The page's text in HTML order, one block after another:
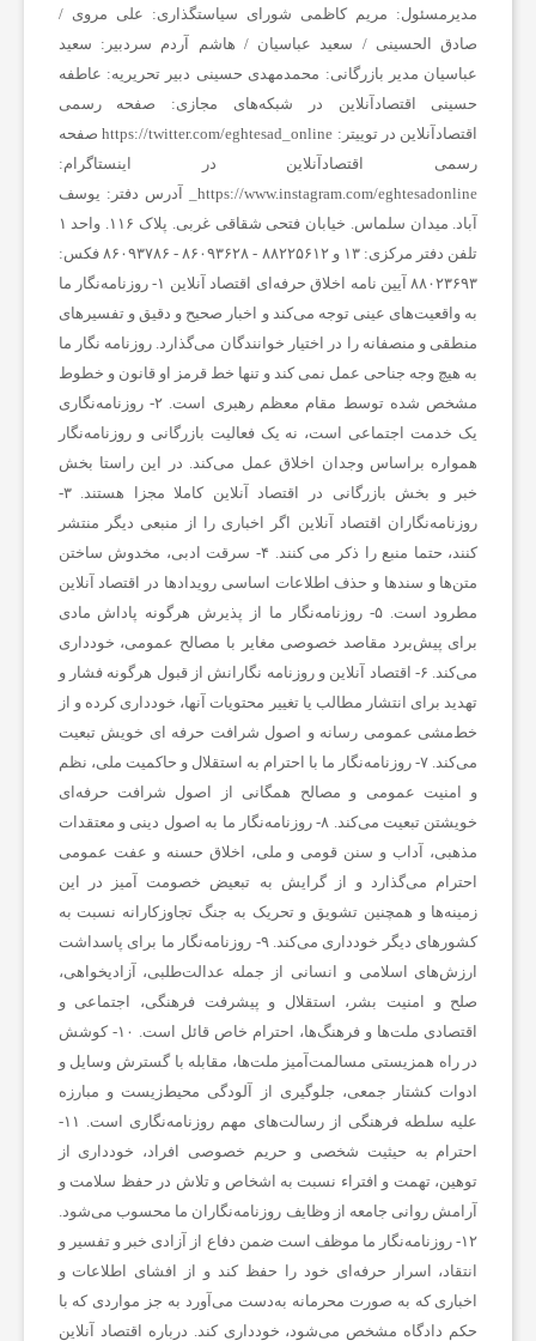
مدیرمسئول: مریم کاظمی شورای سیاستگذاری: علی مروی /
صادق الحسینی / سعید عباسیان / هاشم آردم سردبیر: سعید
عباسیان مدیر بازرگانی: محمدمهدی حسینی دبیر تحریریه: عاطفه
حسینی اقتصادآنلاین در شبکه‌های مجازی:
صفحه رسمی
اقتصادآنلاین در توییتر: https://twitter.com/eghtesad_online صفحه
رسمی اقتصادآنلاین در اینستاگرام:
https://www.instagram.com/eghtesadonline_
آدرس دفتر: یوسف
آباد. میدان سلماس. خیابان فتحی شقاقی غربی. پلاک ۱۱۶. واحد ۱
تلفن دفتر مرکزی: ۱۳ و ۸۸۲۲۵۶۱۲ - ۸۶۰۹۳۶۲۸ - ۸۶۰۹۳۷۸۶ فکس:
۸۸۰۲۳۶۹۳ آیین نامه اخلاق حرفه‌ای اقتصاد آنلاین
۱- روزنامه‌نگار ما
به واقعیت‌های عینی توجه می‌کند و اخبار صحیح و دقیق و تفسیرهای
منطقی و منصفانه را در اختیار خوانندگان می‌گذارد. روزنامه نگار ما
به هیچ وجه جناحی عمل نمی کند و تنها خط قرمز او قانون و خطوط
مشخص شده توسط مقام معظم رهبری است. ۲- روزنامه‌نگاری
یک خدمت اجتماعی است، نه یک فعالیت بازرگانی و روزنامه‌نگار
همواره براساس وجدان اخلاق عمل می‌کند. در این راستا بخش
خبر و بخش بازرگانی در اقتصاد آنلاین کاملا مجزا هستند. ۳-
روزنامه‌نگاران اقتصاد آنلاین اگر اخباری را از منبعی دیگر منتشر
کنند، حتما منبع را ذکر می کنند. ۴- سرقت ادبی، مخدوش ساختن
متن‌ها و سندها و حذف اطلاعات اساسی رویدادها در اقتصاد آنلاین
مطرود است. ۵- روزنامه‌نگار ما از پذیرش هرگونه پاداش مادی
برای پیش‌برد مقاصد خصوصی مغایر با مصالح عمومی، خودداری
می‌کند. ۶- اقتصاد آنلاین و روزنامه نگارانش از قبول هرگونه فشار و
تهدید برای انتشار مطالب یا تغییر محتویات آنها، خودداری کرده و از
خط‌مشی عمومی رسانه و اصول شرافت حرفه ای خویش تبعیت
می‌کند. ۷- روزنامه‌نگار ما با احترام به استقلال و حاکمیت ملی، نظم
و امنیت عمومی و مصالح همگانی از اصول شرافت حرفه‌ای
خویشتن تبعیت می‌کند. ۸- روزنامه‌نگار ما به اصول دینی و معتقدات
مذهبی، آداب و سنن قومی و ملی، اخلاق حسنه و عفت عمومی
احترام می‌گذارد و از گرایش به تبعیض خصومت آمیز در این
زمینه‌ها و همچنین تشویق و تحریک به جنگ تجاوزکارانه نسبت به
کشورهای دیگر خودداری می‌کند. ۹- روزنامه‌نگار ما برای پاسداشت
ارزش‌های اسلامی و انسانی از جمله عدالت‌طلبی، آزادیخواهی،
صلح و امنیت بشر، استقلال و پیشرفت فرهنگی، اجتماعی و
اقتصادی ملت‌ها و فرهنگ‌ها، احترام خاص قائل است. ۱۰- کوشش
در راه همزیستی مسالمت‌آمیز ملت‌ها، مقابله با گسترش وسایل و
ادوات کشتار جمعی، جلوگیری از آلودگی محیط‌زیست و مبارزه
علیه سلطه فرهنگی از رسالت‌های مهم روزنامه‌نگاری است. ۱۱-
احترام به حیثیت شخصی و حریم خصوصی افراد، خودداری از
توهین، تهمت و افتراء نسبت به اشخاص و تلاش در حفظ سلامت و
آرامش روانی جامعه از وظایف روزنامه‌نگاران ما محسوب می‌شود.
۱۲- روزنامه‌نگار ما موظف است ضمن دفاع از آزادی خبر و تفسیر و
انتقاد، اسرار حرفه‌ای خود را حفظ کند و از افشای اطلاعات و
اخباری که به صورت محرمانه به‌دست می‌آورد به جز مواردی که با
حکم دادگاه مشخص می‌شود، خودداری کند. درباره اقتصاد آنلاین